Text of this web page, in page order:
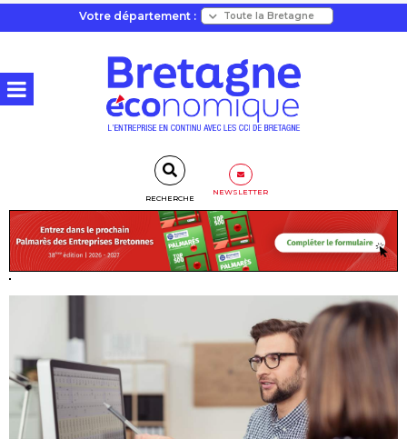
Votre département :
RECHERCHE
NEWSLETTER